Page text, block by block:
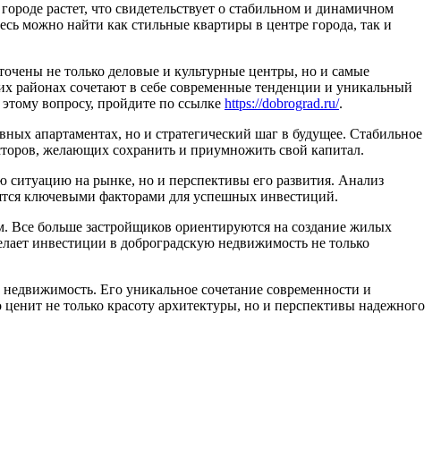
растет, что свидетельствует о стабильном и динамичном
можно найти как стильные квартиры в центре города, так и
не только деловые и культурные центры, но и самые
сочетают в себе современные тенденции и уникальный
вопросу, пройдите по ссылке https://dobrograd.ru/.
апартаментах, но и стратегический шаг в будущее. Стабильное
желающих сохранить и приумножить свой капитал.
на рынке, но и перспективы его развития. Анализ
ключевыми факторами для успешных инвестиций.
Все больше застройщиков ориентируются на создание жилых
инвестиции в доброградскую недвижимость не только
Его уникальное сочетание современности и
не только красоту архитектуры, но и перспективы надежного